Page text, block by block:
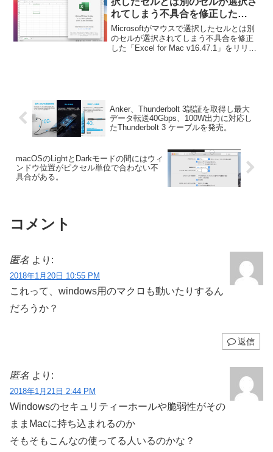
れてしまう不具合を修正した
「Exce‪l‬ for Mac v16.47.1」をリ
リース。
Microsoftがマウスで選択したセルとは別
のセルが選択されてしまう不具合を修正
した「Exce‪l‬ for Mac v16.47.1」をリリー
Anker、Thunderbolt 3認証を取得し最大
データ転送40Gbps、100W出力に対応し
たThunderbolt 3 ケーブルを発売。
macOSのLightとDarkモードの間にはウィ
ンドウ位置がピクセル単位で合わない不
具合がある。
コメント
匿名 より:
2018年1月20日 10:55 PM
これって、windows用のマクロも動いたりするん
だろうか？
返信
匿名 より:
2018年1月21日 2:44 PM
Windowsのセキュリティーホールや脆弱性がその
ままMacに持ち込まれるのか
そもそもこんなの使ってる人いるのかな？